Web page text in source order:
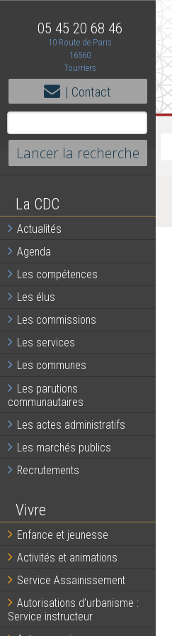
05 45 20 68 46
10 Route de Paris
16560
Tourriers
| Contact
La CDC
Actualités
Agenda
Les compétences
Les élus
Les commissions
Les services
Les communes
Les parutions
communautaires
Les actes administratifs
Les marchés publics
Recrutements
Vivre
Enfance et jeunesse
Activités et animations
Service Assainissement
Autorisations d’urbanisme :
Service instructeur